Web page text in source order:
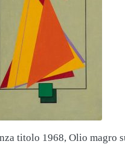
titolo 1968, Olio magro